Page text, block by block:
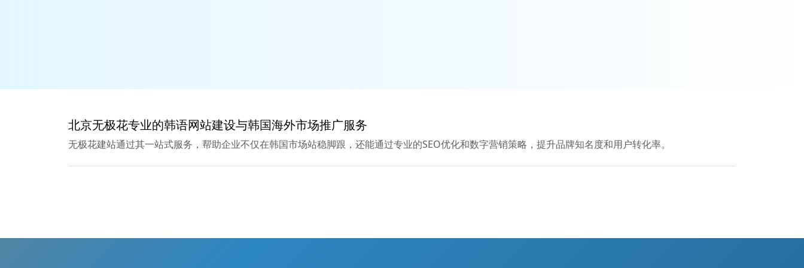
北京无极花专业的韩语网站建设与韩国海外市场推广服务
无极花建站通过其一站式服务，帮助企业不仅在韩国市场站稳脚跟，还能通过专业的SEO优化和数字营销策略，提升品牌知名度和用户转化率。